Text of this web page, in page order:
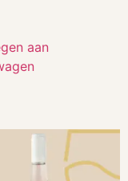
aan